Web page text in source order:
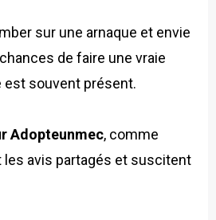
sur une arnaque et envie
de faire une vraie
est souvent présent.
Adopteunmec, comme
les avis partagés et suscitent